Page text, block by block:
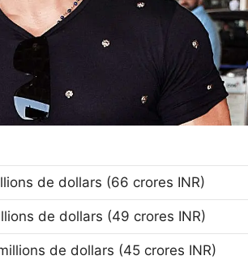
de dollars (66 crores INR)
de dollars (49 crores INR)
de dollars (45 crores INR)